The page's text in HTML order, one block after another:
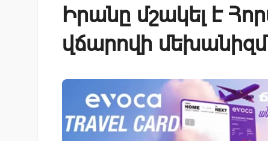
Իրանը մշակել է
վճարովի մեխանիզմ